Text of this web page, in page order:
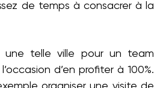
de temps à consacrer à la
une telle ville pour un team
d’en profiter à 100%.